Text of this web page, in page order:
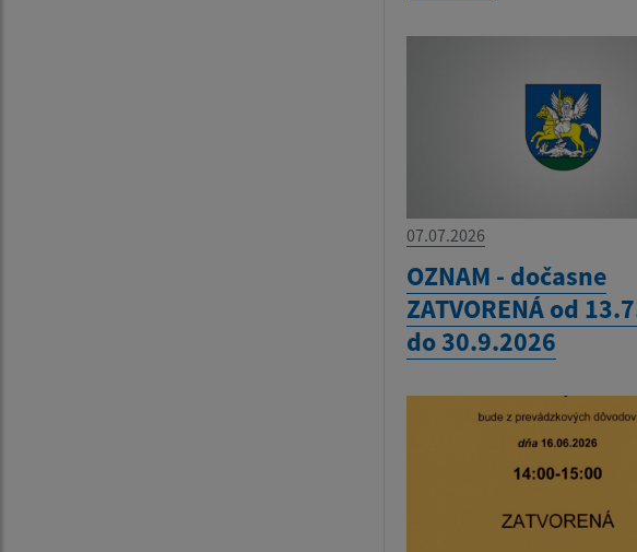
07.07.2026
OZNAM - dočasne
ZATVORENÁ od
do 30.9.2026